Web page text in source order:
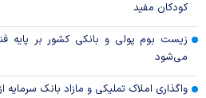
کودکان مفید
زیست بوم پولی و بانکی کشور بر پایه
می‌شود
واگذاری املاک تملیکی و مازاد بانک